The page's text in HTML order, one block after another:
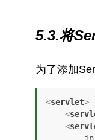
5.3.将
为了添加
<servlet>
<
<